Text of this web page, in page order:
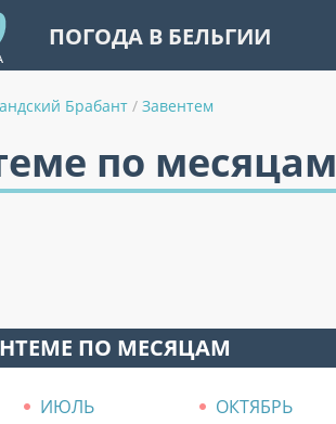
ПОГОДА В БЕЛЬГИИ
Брабант / Завентем
по месяцам
ПО МЕСЯЦАМ
ИЮЛЬ
ОКТЯБРЬ